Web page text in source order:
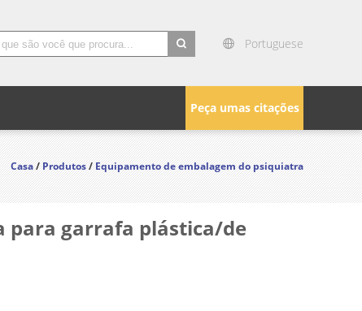
Portuguese
Peça umas citações
Casa/Produtos/Equipamento de embalagem do psiquiatra
para garrafa plástica/de